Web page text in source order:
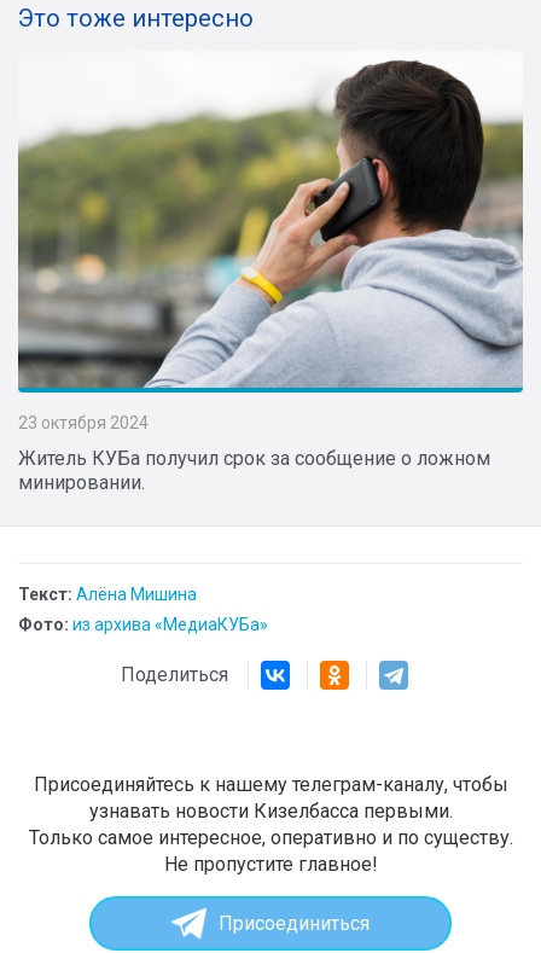
Это тоже интересно
23 октября 2024
Житель КУБа получил срок за сообщение о ложном
минировании.
Текст: Алёна Мишина
Фото: из архива «МедиаКУБа»
Поделиться
Присоединяйтесь к нашему телеграм-каналу, чтобы
узнавать новости Кизелбасса первыми.
Только самое интересное, оперативно и по существу.
Не пропустите главное!
Присоединиться